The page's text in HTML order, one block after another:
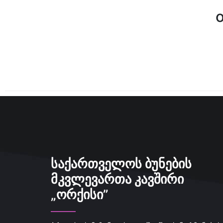
ᲡᲐᲥᲐᲠᲗᲕᲔᲚᲝᲡ ᲑᲣᲜᲔᲑᲘᲡ
ᲛᲙᲕᲚᲔᲕᲐᲠᲗᲐ ᲙᲐᲕᲨᲘᲠᲘ
„ᲝᲠᲥᲘᲡᲘ”